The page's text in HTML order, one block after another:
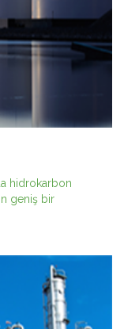
hidrokarbon
geniş bir